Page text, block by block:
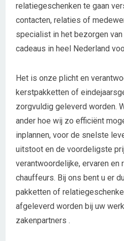
relatiegeschenken te gaan
contacten, relaties of
specialist in het bezorgen
cadeaus in heel Nederland
Het is onze plicht en
kerstpakketten of
zorgvuldig geleverd worden.
ander hoe wij zo efficiënt
inplannen, voor de snelste
uitstoot en de voordeligste
verantwoordelijke, ervaren en
chauffeurs. Bij ons bent u er
pakketten of
afgeleverd worden bij uw
zakenpartners .